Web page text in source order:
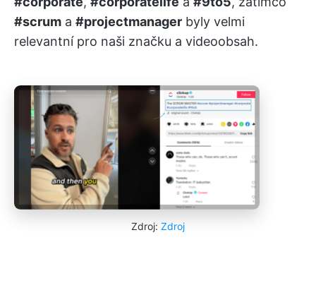
#scrum a #projectmanager byly velmi
relevantní pro naši značku a videoobsah.
Zdroj: Zdroj